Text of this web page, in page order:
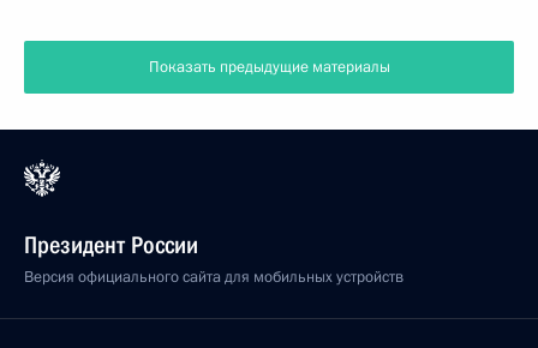
Показать предыдущие материалы
Президент России
Версия официального сайта для мобильных устройств